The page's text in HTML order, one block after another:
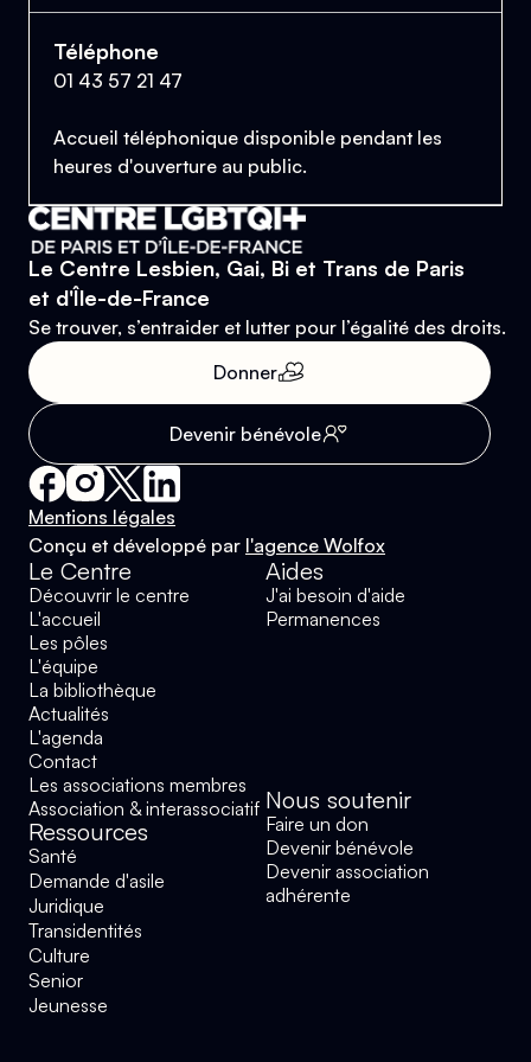
Téléphone
01 43 57 21 47
Accueil téléphonique disponible pendant les
heures d'ouverture au public.
Le Centre Lesbien, Gai, Bi et Trans de Paris
et d'Île-de-France
Se trouver, s’entraider et lutter pour l’égalité des droits.
Devenir bénévole
Donner
Mentions légales
Conçu et développé par l'agence Wolfox
Le Centre
Découvrir le centre
L'accueil
Les pôles
L'équipe
La bibliothèque
Actualités
L'agenda
Contact
Les associations membres
Association & interassociatif
Ressources
Santé
Demande d'asile
Juridique
Transidentités
Culture
Senior
Jeunesse
Aides
J'ai besoin d'aide
Permanences
Nous soutenir
Faire un don
Devenir bénévole
Devenir association
adhérente